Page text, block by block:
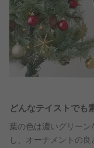
どんなテイストでも
葉の色は濃いグリー
し、オーナメントの